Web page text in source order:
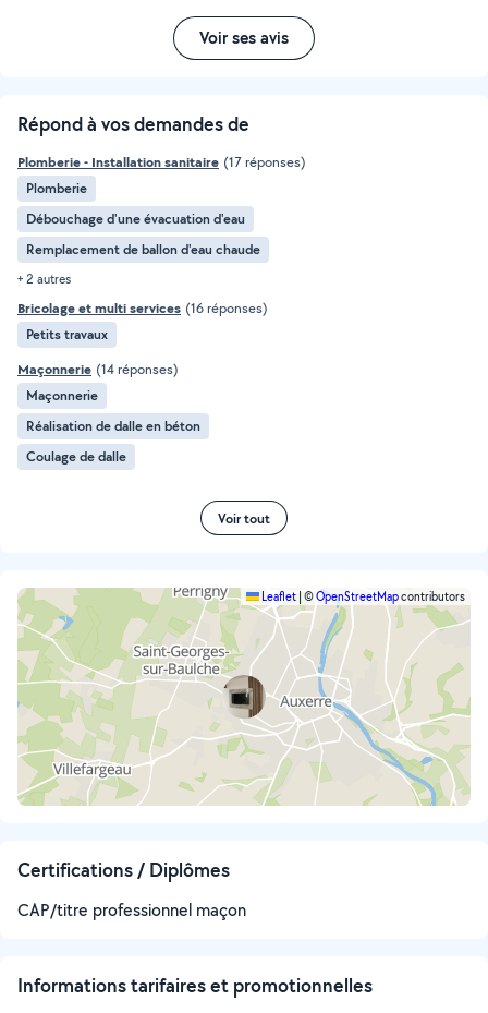
Voir ses avis
Répond à vos demandes de
Plomberie - Installation sanitaire (17 réponses)
Plomberie
Débouchage d'une évacuation d'eau
Remplacement de ballon d'eau chaude
+ 2 autres
Bricolage et multi services (16 réponses)
Petits travaux
Maçonnerie (14 réponses)
Maçonnerie
Réalisation de dalle en béton
Coulage de dalle
Voir tout
Leaflet ©OpenStreetMapcontributors
Certifications / Diplômes
CAP/titre professionnel maçon
Informations tarifaires et promotionnelles